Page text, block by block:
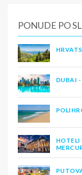
PONUDE PO
DUBAI -
HOTELI